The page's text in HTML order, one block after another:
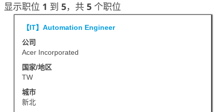
显示职位 1 到 5，共 5 个职位
索
职
务
【IT】Automation Engineer
公司
Acer Incorporated
国家/地区
TW
城市
新北
使
用
空
格
键
进
行